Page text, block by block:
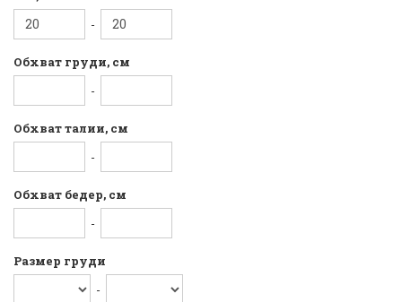
-
Обхват груди, см
-
Обхват талии, см
-
Обхват бедер, см
-
Размер груди
-